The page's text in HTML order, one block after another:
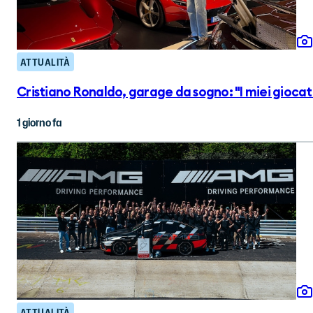
ATTUALITÀ
Cristiano Ronaldo, garage da sogno: "I miei
1 giorno fa